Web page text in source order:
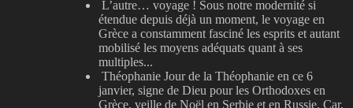
L’autre… voyage ! Sous notre modernité si
étendue depuis déjà un moment, le voyage en
Grèce a constamment fasciné les esprits et autant
mobilisé les moyens adéquats quant à ses
multiples...
Théophanie Jour de la Théophanie en ce 6
janvier, signe de Dieu pour les Orthodoxes en
Grèce, veille de Noël en Serbie et en Russie. Car,